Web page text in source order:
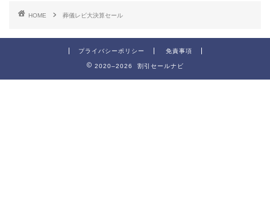
HOME 葬儀レビ大決算セール
プライバシーポリシー 免責事項
2020–2026 割引セールナビ